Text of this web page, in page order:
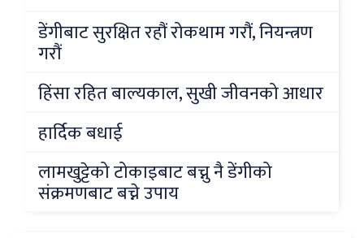
डेंगीबाट सुरक्षित रहौं रोकथाम गरौं, नियन्त्रण
गरौं
हिंसा रहित बाल्यकाल, सुखी जीवनको आधार
हार्दिक बधाई
लामखुट्टेको टोकाइबाट बच्नु नै डेंगीको
संक्रमणबाट बच्ने उपाय